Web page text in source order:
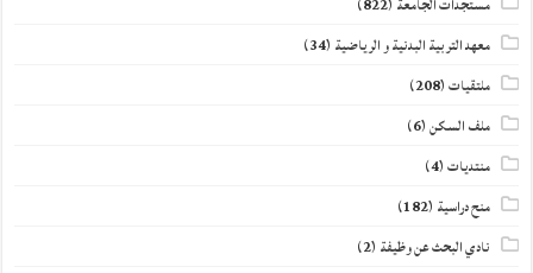
مستجدات الجامعة (822)
معهد التربية البدنية و الرياضية (34)
ملتقيات(208)
ملف السكن(6)
منتديات(4)
منح دراسية (182)
نادي البحث عن وظيفة (2)